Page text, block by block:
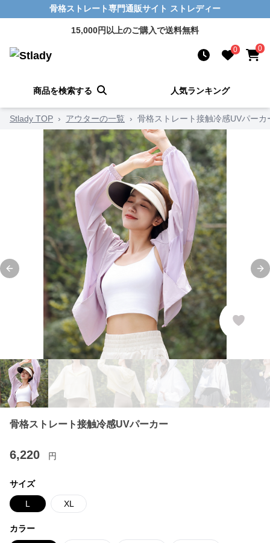
骨格ストレート専門通販サイト ストレディー
15,000円以上のご購入で送料無料
0 0
商品を検索する 人気ランキング
Stlady TOP › アウターの一覧 › 骨格ストレート接触冷感UVパーカ
Previous slide
骨格ストレート接触冷感UVパーカー
6,220 円
サイズ
L XL
カラー